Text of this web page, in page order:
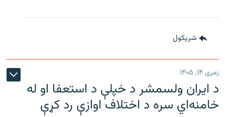
شريکول
زمری ۱۴, ۱۴۰۵
د ایران ولسمشر د خپلې د استعفا او له
خامنه‌اي سره د اختلاف اوازې رد کړې